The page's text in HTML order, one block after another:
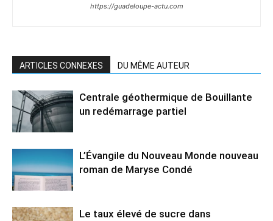
https://guadeloupe-actu.com
ARTICLES CONNEXES DU MÊME AUTEUR
Centrale géothermique de Bouillante
un redémarrage partiel
L’Évangile du Nouveau Monde nouveau
roman de Maryse Condé
Le taux élevé de sucre dans